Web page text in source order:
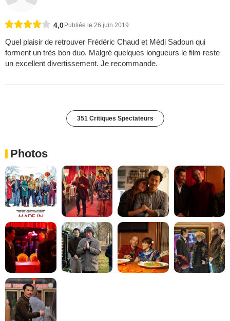
4,0 Publiée le 26 juin 2019
Quel plaisir de retrouver Frédéric Chaud et Médi Sadoun qui
forment un très bon duo. Malgré quelques longueurs le film reste
un excellent divertissement. Je recommande.
351 Critiques Spectateurs
Photos